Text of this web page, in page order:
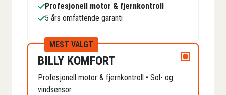
Profesjonell motor & fjernkontroll
5 års omfattende garanti
MEST VALGT
BILLY KOMFORT
Profesjonell motor & fjernkontroll • Sol- og
vindsensor